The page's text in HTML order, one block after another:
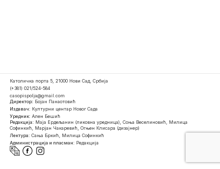
Католичка порта 5, 21000 Нови Сад, Србија
(+381) 021/524-584
casopispolja@gmail.com
Директор: Бојан Панаотовић
Издавач: Културни центар Новог Сада
Уредник: Ален Бешић
Редакција: Маја Ердељанин (ликовна уредница), Соња Веселиновић, Милица
Софинкић, Марјан Чакаревић, Огњен Клисара (дизајнер)
Лектура: Сања Бркић, Милица Софинкић
Администрација и пласман: Редакција